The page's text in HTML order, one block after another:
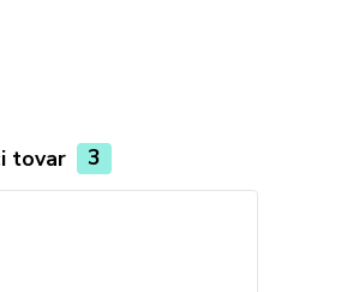
tovar 3